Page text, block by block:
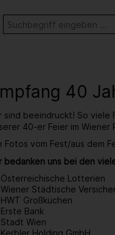
Stichwortsuche
SUCHE
40
sind beeindruckt! So viele
40-er Feier im Wiener
Fotos vom Fest/aus dem
bedanken uns bei den
Österreichische Lotterien
Wiener Städtische
HWT Großküchen
Erste Bank
Stadt Wien
Kerbler Holding GmbH